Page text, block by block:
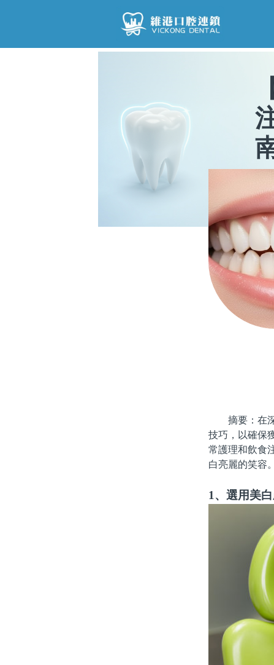
摘要：在深
技巧，以確保
常護理和飲食
白亮麗的笑容。
1、選用美